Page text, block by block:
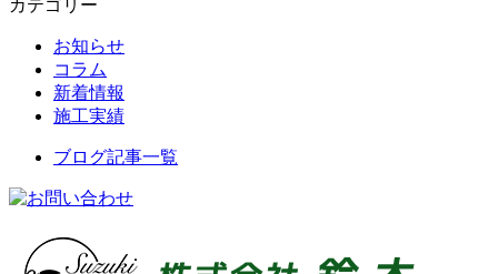
カテゴリー
お知らせ
コラム
新着情報
施工実績
ブログ記事一覧